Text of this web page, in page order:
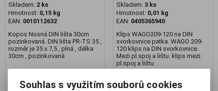
Skladem: 2 ks
Hmotnost: 0,15 kg
EAN: 0010112632
Kopos Nosná DIN lišta 30cm
pozinkovaná. DIN lišta PR-TS 35 ,
rozměr je 35 x 7,5 , plná , délka
30cm , pozinkovaná
54,80 Kč(2,322 EUR)(Vaše cena
Skladem: 3 ks
Hmotnost: 0,01 kg
EAN: 0405365940
Klips WAGO209-120 na DIN
svorkovnice patka. WAGO 209-
120 klips na DIN svorkovnice.
Mezi pl.spoj a lištu. klips mezi
pl.spoj a lištu
10,60 Kč(0,449 EUR)(Vaše cena
Souhlas s využitím souborů cookies